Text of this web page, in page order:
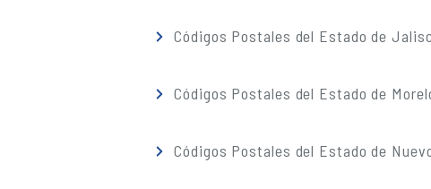
Códigos Postales del Estado de
Códigos Postales del Estado de
Códigos Postales del Estado de